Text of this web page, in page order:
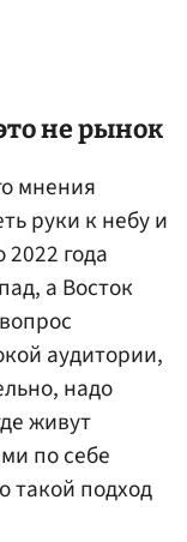
не рынок
мнения
руки к небу и
года
а Восток
аудитории,
надо
живут
по себе
такой подход